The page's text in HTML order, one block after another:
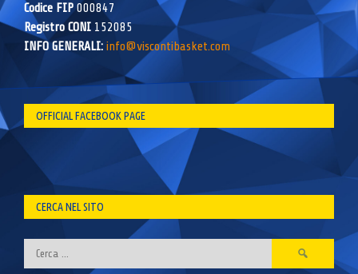
Codice FIP000847
Registro CONI 152085
INFO GENERALI: info@viscontibasket.com
OFFICIAL FACEBOOK PAGE
CERCA NEL SITO
Ricerca
per: